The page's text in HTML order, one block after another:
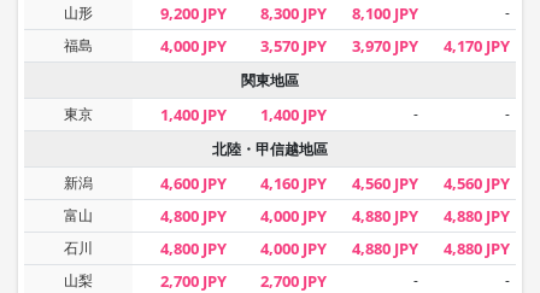
山形
9,200 JPY 8,300 JPY 8,100 JPY
-
福島
4,000 JPY 3,570 JPY 3,970 JPY 4,170 JPY
関東地區
東京
1,400 JPY 1,400 JPY -
-
北陸・甲信越地區
新潟
4,600 JPY 4,160 JPY 4,560 JPY 4,560 JPY
富山 4,800 JPY 4,000 JPY 4,880 JPY 4,880 JPY
石川 4,800 JPY 4,000 JPY 4,880 JPY 4,880 JPY
山梨 2,700 JPY 2,700 JPY -
-